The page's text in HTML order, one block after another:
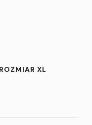
XL